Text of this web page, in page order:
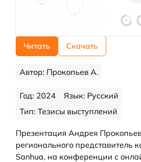
Читать Скачать
Автор: Прокопьев А.
Год: 2024
Язык: Русский
Тип: Тезисы выступлений
Презентация Андрея
регионального представитель
Sanhua, на конференции с